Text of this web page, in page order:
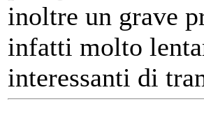
inoltre un grave
infatti molto
interessanti di